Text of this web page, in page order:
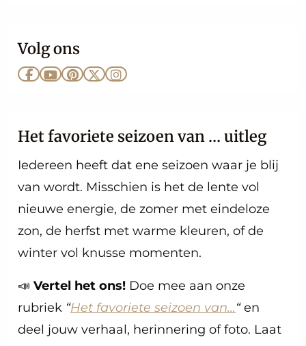
Volg ons
Ga Ga Ga Ga Ga
Het favoriete seizoen van … uitleg
Iedereen heeft dat ene seizoen waar je blij
van wordt. Misschien is het de lente vol
nieuwe energie, de zomer met eindeloze
zon, de herfst met warme kleuren, of de
winter vol knusse momenten.
📣 Vertel het ons! Doe mee aan onze
rubriek “Het favoriete seizoen van…“en
deel jouw verhaal, herinnering of foto. Laat